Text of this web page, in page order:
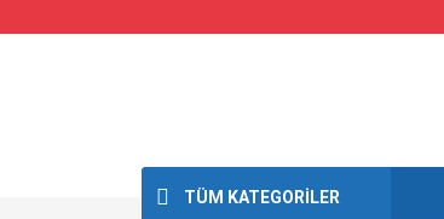
TÜM KATEGORİLER